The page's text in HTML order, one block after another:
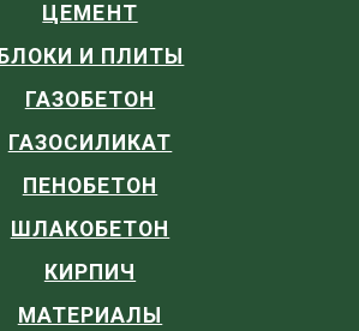
ЦЕМЕНТ
БЛОКИ И ПЛИТЫ
ГАЗОБЕТОН
ГАЗОСИЛИКАТ
ПЕНОБЕТОН
ШЛАКОБЕТОН
КИРПИЧ
МАТЕРИАЛЫ